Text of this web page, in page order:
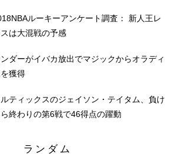
ルーキーアンケート調査： 新人王レ
は大混戦の予感
ダーがイバカ放出でマジックからオラディ
獲得
ティックスのジェイソン・テイタム、負け
終わりの第6戦で46得点の躍動
ランダム